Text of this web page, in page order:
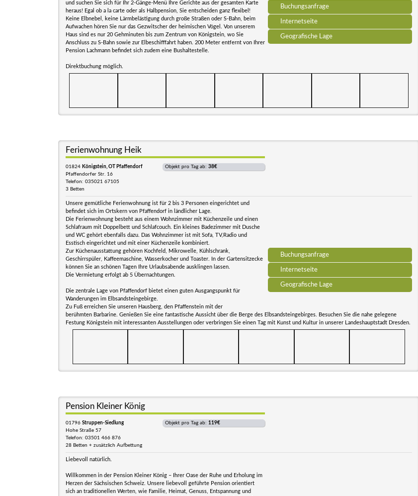
Buchungsanfrage
Internetseite
Geografische Lage
und suchen Sie sich für Ihr 2-Gänge-Menü Ihre Gerichte aus der gesamten Karte
heraus! Egal ob a la carte oder als Halbpension, Sie entscheiden ganz flexibel!
Keine Elbnebel, keine Lärmbelästigung durch große Straßen oder S-Bahn, beim
Aufwachen hören Sie nur das Gezwitscher der heimischen Vögel. Von unserem
Haus sind es nur 20 Gehminuten bis zum Zentrum von Königstein, wo Sie
Anschluss zu S-Bahn sowie zur Elbeschifffahrt haben. 200 Meter entfernt von Ihrer
Pension Lachmann befindet sich zudem eine Bushaltestelle.
Direktbuchung möglich.
Buchungsanfrage
Internetseite
Geografische Lage
Ferienwohnung Heik
01824 Königstein, OT Pfaffendorf
Pfaffendorfer Str. 16
Telefon: 035021 67105
3 Betten
Objekt pro Tag ab: 38€
Unsere gemütliche Ferienwohnung ist für 2 bis 3 Personen eingerichtet und
befindet sich im Ortskern von Pfaffendorf in ländlicher Lage.
Die Ferienwohnung besteht aus einem Wohnzimmer mit Küchenzeile und einen
Schlafraum mit Doppelbett und Schlafcouch. Ein kleines Badezimmer mit Dusche
und WC gehört ebenfalls dazu. Das Wohnzimmer ist mit Sofa, TV,Radio und
Esstisch eingerichtet und mit einer Küchenzeile kombiniert.
Zur Küchenausstattung gehören Kochfeld, Mikrowelle, Kühlschrank,
Geschirrspüler, Kaffeemaschine, Wasserkocher und Toaster. In der Gartensitzecke
können Sie an schönen Tagen Ihre Urlaubsabende ausklingen lassen.
Die Vermietung erfolgt ab 5 Übernachtungen.
Die zentrale Lage von Pfaffendorf bietet einen guten Ausgangspunkt für
Wanderungen im Elbsandsteingebirge.
Zu Fuß erreichen Sie unseren Hausberg, den Pfaffenstein mit der
berühmten Barbarine. Genießen Sie eine fantastische Aussicht über die Berge des Elbsandsteingebirges. Besuchen Sie die nahe gelegene
Festung Königstein mit interessanten Ausstellungen oder verbringen Sie einen Tag mit Kunst und Kultur in unserer Landeshauptstadt Dresden.
Pension Kleiner König
01796 Struppen-Siedlung
Hohe Straße 57
Telefon: 03501 466 876
28 Betten + zusätzlich Aufbettung
Objekt pro Tag ab: 119€
Liebevoll natürlich.
Willkommen in der Pension Kleiner König – Ihrer Oase der Ruhe und Erholung im
Herzen der Sächsischen Schweiz. Unsere liebevoll geführte Pension orientiert
sich an traditionellen Werten, wie Familie, Heimat, Genuss, Entspannung und